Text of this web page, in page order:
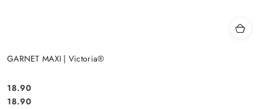
GARNET MAXI | Victoria®
Cena:
18.90
Cena:
18.90